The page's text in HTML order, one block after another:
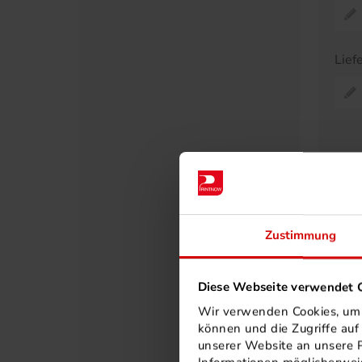
Zustimmung
Diese Webseite verwendet
Wir verwenden Cookies,
können und die Zugriffe
unserer Website an unsere